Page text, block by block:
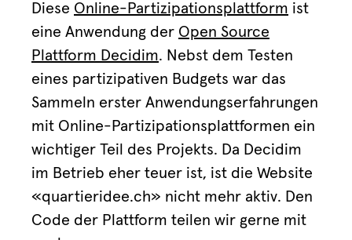
Diese Online-Partizipationsplattform ist
eine Anwendung der Open Source
Plattform Decidim. Nebst dem Testen
eines partizipativen Budgets war das
Sammeln erster Anwendungserfahrungen
mit Online-Partizipationsplattformen ein
wichtiger Teil des Projekts. Da Decidim
im Betrieb eher teuer ist, ist die Website
«quartieridee.ch» nicht mehr aktiv. Den
Code der Plattform teilen wir gerne mit